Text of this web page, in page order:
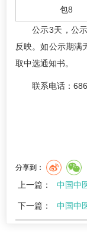
包8
公示3天，公
反映。如公示期满
取中选通知书。
联系电话：
分享到：
上一篇： 中国中医
下一篇： 中国中医科